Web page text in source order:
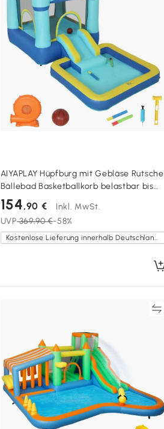
AIYAPLAY Hüpfburg mit Gebläse Rutsche
Bällebad Basketballkorb belastbar bis
90kg für 3-8 Jahre 364x173x182cm Blau
154,90 €
Inkl. MwSt.
UVP369,90 €-58%